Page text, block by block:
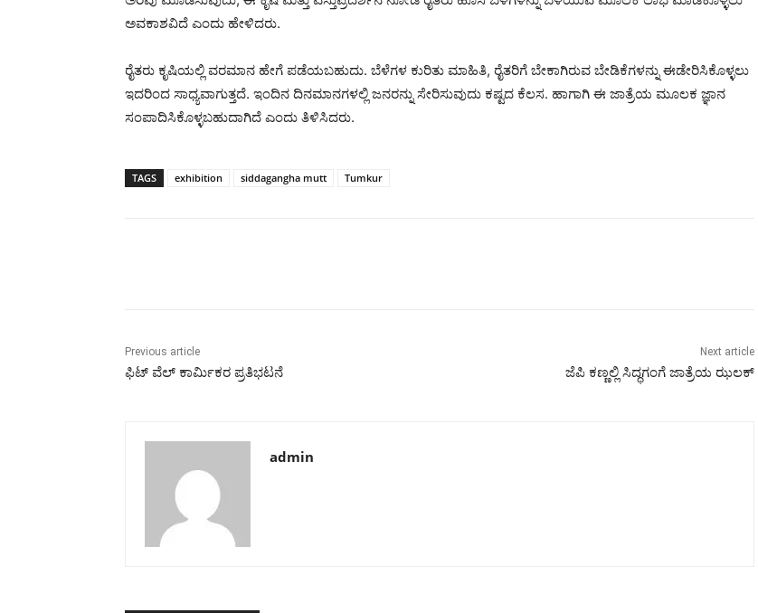
ಅವಕಾಶವಿದೆ ಎಂದು ಹೇಳಿದರು.
ರೈತರು ಕೃಷಿಯಲ್ಲಿ ವರಮಾನ ಹೇಗೆ ಪಡೆಯಬಹುದು. ಬೆಳೆಗಳ ಕುರಿತು ಮಾಹಿತಿ, ರೈತರಿಗೆ ಬೇಕಾಗಿರುವ ಬೇಡಿಕೆಗಳನ್ನು ಈಡೇರಿಸಿಕೊಳ್ಳಲು
ಇದರಿಂದ ಸಾಧ್ಯವಾಗುತ್ತದೆ. ಇಂದಿನ ದಿನಮಾನಗಳಲ್ಲಿ ಜನರನ್ನು ಸೇರಿಸುವುದು ಕಷ್ಟದ ಕೆಲಸ. ಹಾಗಾಗಿ ಈ ಜಾತ್ರೆಯ ಮೂಲಕ ಜ್ಞಾನ
ಸಂಪಾದಿಸಿಕೊಳ್ಳಬಹುದಾಗಿದೆ ಎಂದು ತಿಳಿಸಿದರು.
TAGS exhibition siddagangha mutt Tumkur
Previous article
ಫಿಟ್ ವೆಲ್ ಕಾರ್ಮಿಕರ ಪ್ರತಿಭಟನೆ
Next article
ಜೆಪಿ ಕಣ್ಣಲ್ಲಿ ಸಿದ್ಧಗಂಗೆ ಜಾತ್ರೆಯ ಝಲಕ್
admin